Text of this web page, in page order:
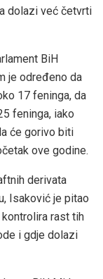
dolazi već četvrti
BiH
je određeno da
17 feninga, da
feninga, iako
će gorivo biti
ove godine.
derivata
Isaković je pitao
rast tih
i gdje dolazi